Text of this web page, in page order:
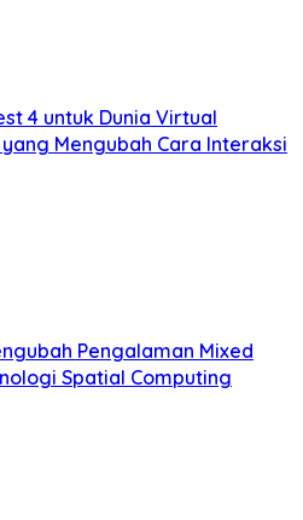
4 untuk Dunia Virtual
Mengubah Cara Interaksi
Pengalaman Mixed
Spatial Computing